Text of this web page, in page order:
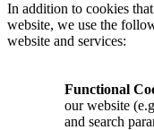
In addition to cookies
website, we use the
website and services:
Functional
our website
and search